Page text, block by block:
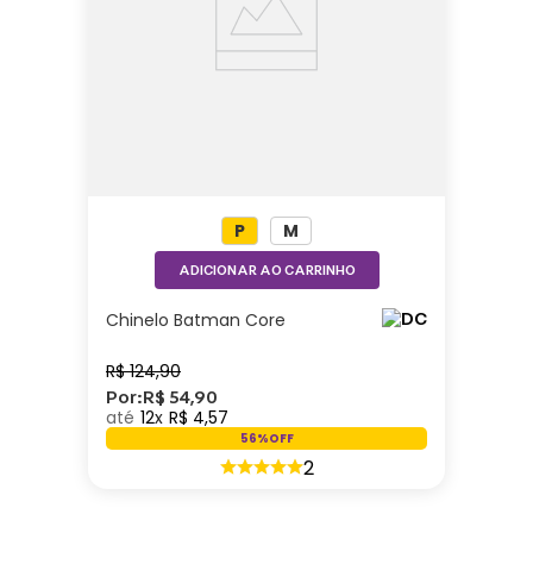
Chinelo Batman Core
R$ 124,90
Por:R$ 54,90
12 R$ 4,57
56%OFF
2
P M
ADICIONAR AO CARRINHO